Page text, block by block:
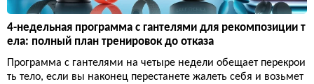
4-недельная программа с гантелями для рекомпозиции т
ела: полный план тренировок до отказа
Программа с гантелями на четыре недели обещает перекрои
ть тело, если вы наконец перестанете жалеть себя и возьмет